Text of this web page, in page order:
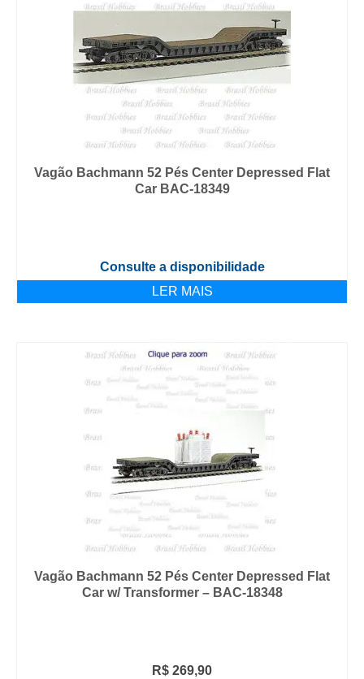
Vagão Bachmann 52 Pés Center Depressed Flat
Car BAC-18349
Consulte a disponibilidade
LER MAIS
Vagão Bachmann 52 Pés Center Depressed Flat
Car w/ Transformer – BAC-18348
R$ 269,90